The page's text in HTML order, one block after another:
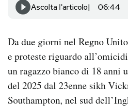
Area Personale
Newsletter
Notifiche mobile
Regala il Post
Hai bisogno di aiuto?
Ascolta l'articolo 06:44
Da due giorni nel Regno
e proteste riguardo
un ragazzo bianco di 18 anni
del 2025 dal 23enne sikh
Southampton, nel sud